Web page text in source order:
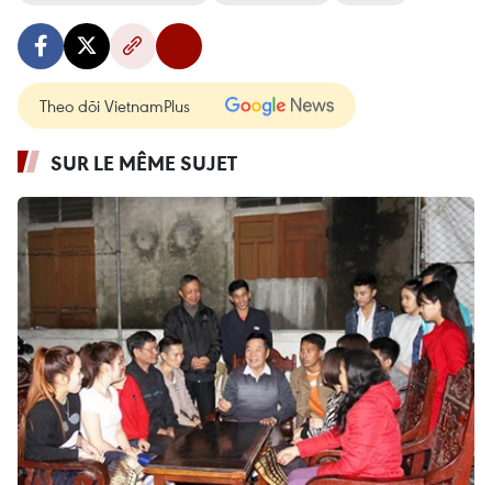
Theo dõi VietnamPlus
SUR LE MÊME SUJET